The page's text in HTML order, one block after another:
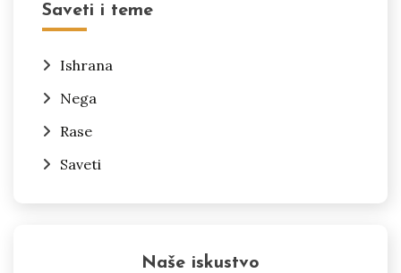
Saveti i teme
Ishrana
Nega
Rase
Saveti
Naše iskustvo